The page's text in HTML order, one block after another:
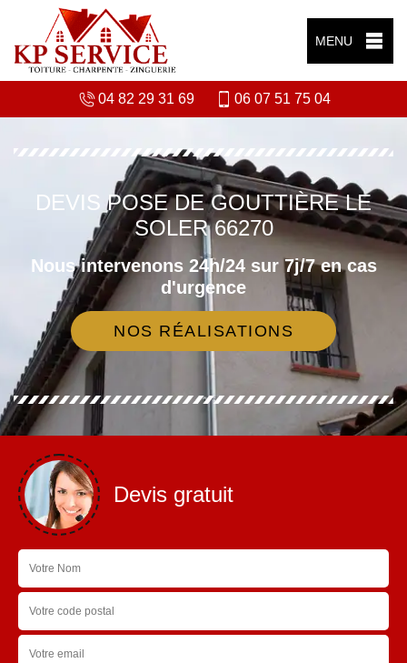
MENU
04 82 29 31 69 06 07 51 75 04
DEVIS POSE DE GOUTTIÈRE LE
SOLER 66270
Nous intervenons 24h/24 sur 7j/7 en cas
d'urgence
NOS RÉALISATIONS
Devis gratuit